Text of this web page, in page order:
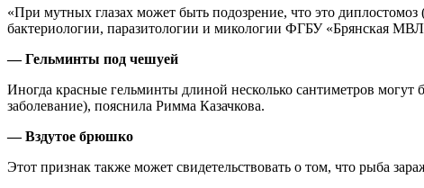
«При мутных глазах может быть подозрение, что это диплостомоз
бактериологии, паразитологии и микологии ФГБУ «Брянская
— Гельминты под чешуей
Иногда красные гельминты длиной несколько сантиметров
заболевание), пояснила Римма Казачкова.
— Вздутое брюшко
Этот признак также может свидетельствовать о том, что рыба